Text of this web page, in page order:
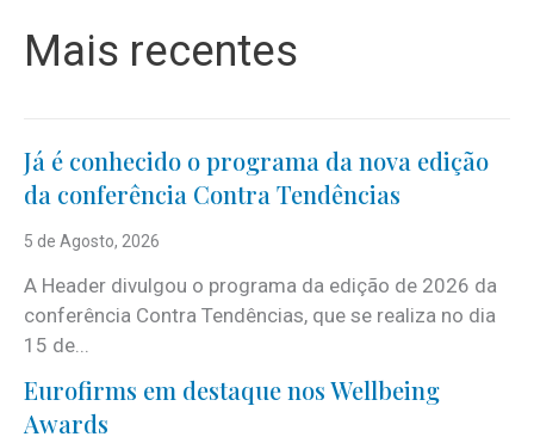
Mais recentes
Já é conhecido o programa da nova edição
da conferência Contra Tendências
5 de Agosto, 2026
A Header divulgou o programa da edição de 2026 da
conferência Contra Tendências, que se realiza no dia
15 de...
Eurofirms em destaque nos Wellbeing
Awards